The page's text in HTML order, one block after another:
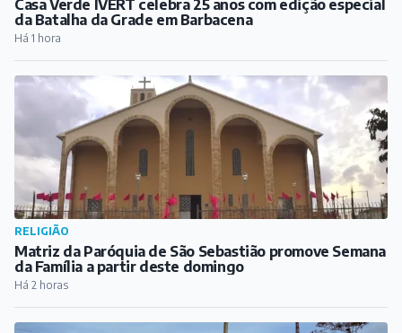
Casa Verde IVERT celebra 25 anos com edição especial
da Batalha da Grade em Barbacena
Há 1 hora
RELIGIÃO
Matriz da Paróquia de São Sebastião promove Semana
da Família a partir deste domingo
Há 2 horas